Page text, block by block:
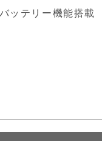
ッテリー機能搭載